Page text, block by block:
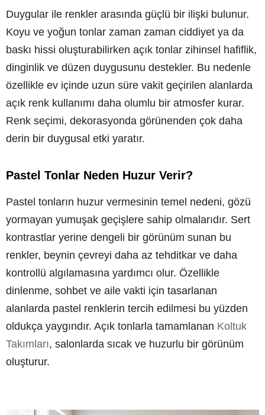
Duygular ile renkler arasında güçlü bir ilişki bulunur.
Koyu ve yoğun tonlar zaman zaman ciddiyet ya da
baskı hissi oluşturabilirken açık tonlar zihinsel hafiflik,
dinginlik ve düzen duygusunu destekler. Bu nedenle
özellikle ev içinde uzun süre vakit geçirilen alanlarda
açık renk kullanımı daha olumlu bir atmosfer kurar.
Renk seçimi, dekorasyonda görünenden çok daha
derin bir duygusal etki yaratır.
Pastel Tonlar Neden Huzur Verir?
Pastel tonların huzur vermesinin temel nedeni, gözü
yormayan yumuşak geçişlere sahip olmalarıdır. Sert
kontrastlar yerine dengeli bir görünüm sunan bu
renkler, beynin çevreyi daha az tehditkar ve daha
kontrollü algılamasına yardımcı olur. Özellikle
dinlenme, sohbet ve aile vakti için tasarlanan
alanlarda pastel renklerin tercih edilmesi bu yüzden
oldukça yaygındır. Açık tonlarla tamamlanan Koltuk
Takımları, salonlarda sıcak ve huzurlu bir görünüm
oluşturur.